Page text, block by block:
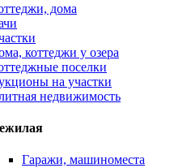
дома
коттеджи у озера
поселки
на участки
недвижимость
Гаражи, машиноместа